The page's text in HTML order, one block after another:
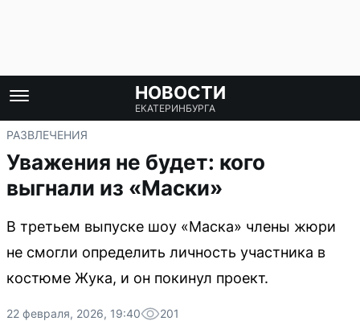
НОВОСТИ
ЕКАТЕРИНБУРГА
РАЗВЛЕЧЕНИЯ
Уважения не будет: кого
выгнали из «Маски»
В третьем выпуске шоу «Маска» члены жюри
не смогли определить личность участника в
костюме Жука, и он покинул проект.
22 февраля, 2026, 19:40 201